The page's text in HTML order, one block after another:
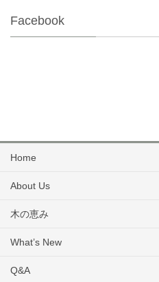
Facebook
Home
About Us
木の恵み
What’s New
Q&A